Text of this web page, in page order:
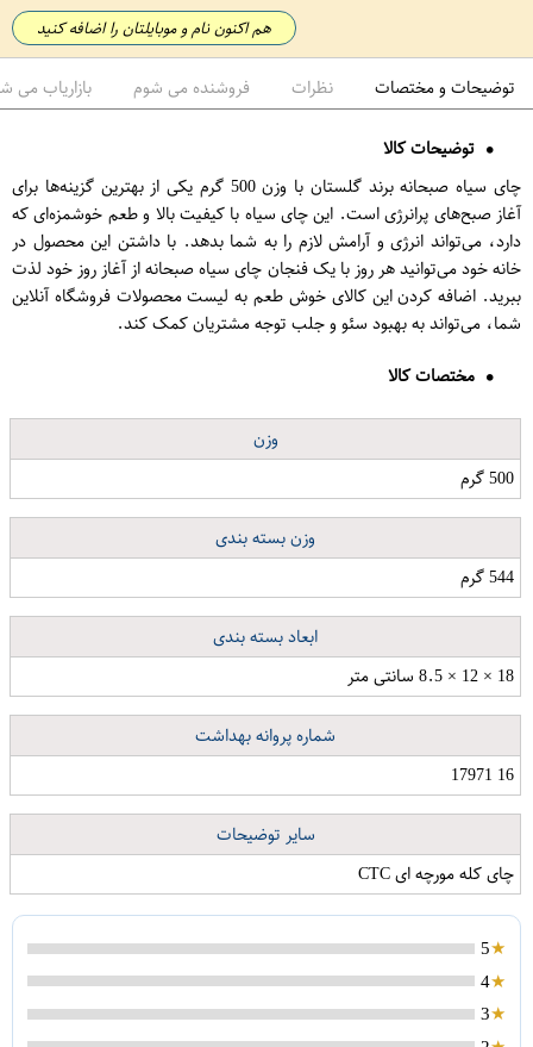
هم اکنون نام و موبایلتان را اضافه کنید
توضیحات و مختصات نظرات فروشنده می شوم بازاریاب می
توضیحات کالا
چای سیاه صبحانه برند گلستان با وزن 500 گرم یکی از بهترین گزینه‌ها برای
آغاز صبح‌های پرانرژی است. این چای سیاه با کیفیت بالا و طعم خوشمزه‌ای که
دارد، می‌تواند انرژی و آرامش لازم را به شما بدهد. با داشتن این محصول در
خانه خود می‌توانید هر روز با یک فنجان چای سیاه صبحانه از آغاز روز خود لذت
ببرید. اضافه کردن این کالای خوش طعم به لیست محصولات فروشگاه آنلاین
شما، می‌تواند به بهبود سئو و جلب توجه مشتریان کمک کند.
مختصات کالا
وزن
500 گرم
وزن بسته بندی
544 گرم
ابعاد بسته بندی
18 × 12 × 8.5 سانتی متر
شماره پروانه بهداشت
16 17971
سایر توضیحات
چای کله مورچه ای CTC
5
4
3